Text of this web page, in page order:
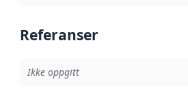
Referanser
Ikke oppgitt